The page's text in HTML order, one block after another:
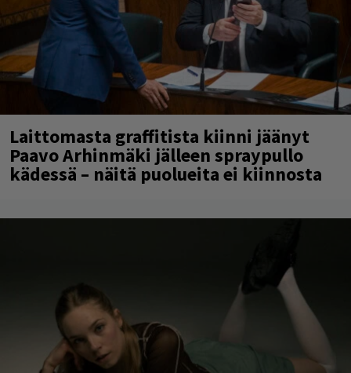
Laittomasta graffitista kiinni jäänyt
Paavo Arhinmäki jälleen spraypullo
kädessä – näitä puolueita ei kiinnosta